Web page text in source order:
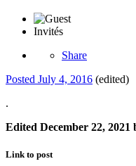
Invités
Share
Posted July 4, 2016 (edited)
.
Edited December 22, 2021
Link to post